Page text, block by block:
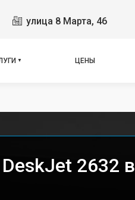
улица 8 Марта, 46
ЦЕНЫ
2632 в